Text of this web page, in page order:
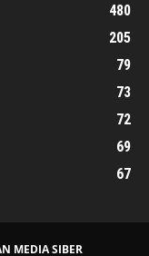
480
205
79
73
72
69
67
MEDIA SIBER